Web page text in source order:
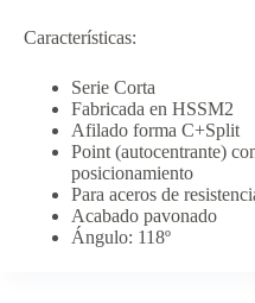
Características:
Serie Corta
Fabricada en HSSM2
Afilado forma C+Split
Point (autocentrante)
posicionamiento
Para aceros de
Acabado pavonado
Ángulo: 118º